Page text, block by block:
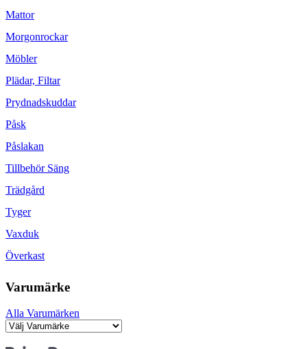
Mattor
Morgonrockar
Möbler
Plädar, Filtar
Prydnadskuddar
Påsk
Påslakan
Tillbehör Säng
Trädgård
Tyger
Vaxduk
Överkast
Varumärke
Alla Varumärken